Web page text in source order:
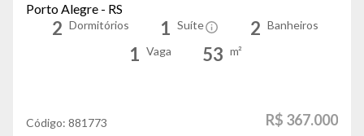
Porto Alegre - RS
2 Dormitórios 1 Suíte 2 Banheiros
1 Vaga 53 m²
Código: 881773 R$ 367.000